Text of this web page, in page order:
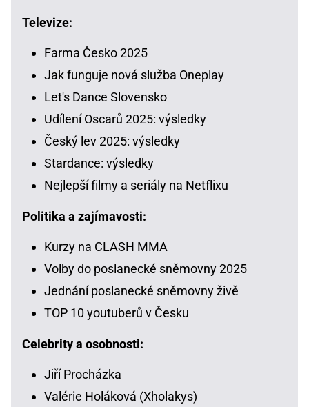
Televize:
Farma Česko 2025
Jak funguje nová služba Oneplay
Let's Dance Slovensko
Udílení Oscarů 2025: výsledky
Český lev 2025: výsledky
Stardance: výsledky
Nejlepší filmy a seriály na Netflixu
Politika a zajímavosti:
Kurzy na CLASH MMA
Volby do poslanecké sněmovny 2025
Jednání poslanecké sněmovny živě
TOP 10 youtuberů v Česku
Celebrity a osobnosti:
Jiří Procházka
Valérie Holáková (Xholakys)